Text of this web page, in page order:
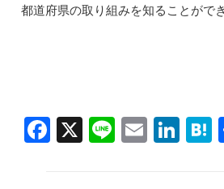
都道府県の取り組みを知ることができ
F X Li E Li